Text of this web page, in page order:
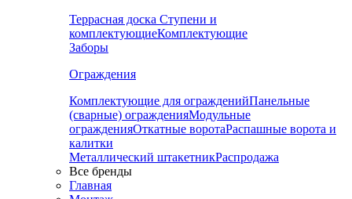
Террасная доска Ступени и
комплектующиеКомплектующие
Заборы
Ограждения
Комплектующие для огражденийПанельные
(сварные) огражденияМодульные
огражденияОткатные воротаРаспашные ворота и
калитки
Металлический штакетникРаспродажа
Все бренды
Главная